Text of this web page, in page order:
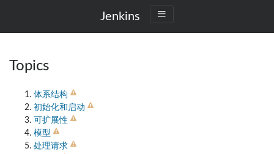
Jenkins
Topics
体系结构
初始化和启动
可扩展性
模型
处理请求